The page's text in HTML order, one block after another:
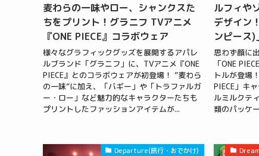
麦わらの一味やロー、シャンクスた
ちをプリント！グラニフ TVアニメ
『ONE PIECE』コラボウェア
様々なグラフィックグッズを展開するアパレ
ルブランド「グラニフ」に、TVアニメ『ONE
PIECE』とのコラボウェアが初登場！ ”麦わら
の一味”に加え、「バギー」や「トラファルガ
ー・ロー」など魅力的なキャラクターたちも
プリントしたファッションアイテムが...
ルフィや
デザイン
ンピース)
思わず顔に
「ONE
トルが登場
PIECE」キ
ルミルクテ
類のパッケ
Departure(旅行・おでかけ)